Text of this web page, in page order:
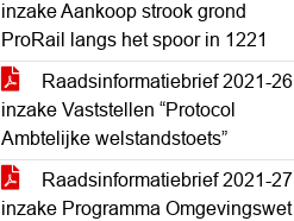
inzake Aankoop strook grond
ProRail langs het spoor in 1221
Raadsinformatiebrief 2021-26
inzake Vaststellen “Protocol
Ambtelijke welstandstoets”
Raadsinformatiebrief 2021-27
inzake Programma Omgevingswet